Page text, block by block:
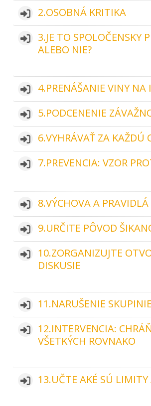
2.OSOBNÁ KRITIKA
3.JE TO SPOLOČENSKY
ALEBO NIE?
4.PRENÁŠANIE VINY NA
5.PODCENENIE
6.VYHRÁVAŤ ZA KAŽDÚ
7.PREVENCIA: VZOR
8.VÝCHOVA A
9.URČITE PÔVOD
10.ZORGANIZUJTE
DISKUSIE
11.NARUŠENIE
12.INTERVENCIA:
VŠETKÝCH ROVNAKO
13.UČTE AKÉ SÚ